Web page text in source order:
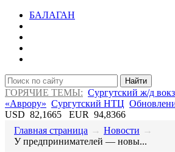
БАЛАГАН
Найти
ГОРЯЧИЕ ТЕМЫ: Сургутский ж/д
«Аврору» Сургутский НТЦ
USD 82,1665 EUR 94,8366
Главная страница → Новости →
​У предпринимателей — новы...